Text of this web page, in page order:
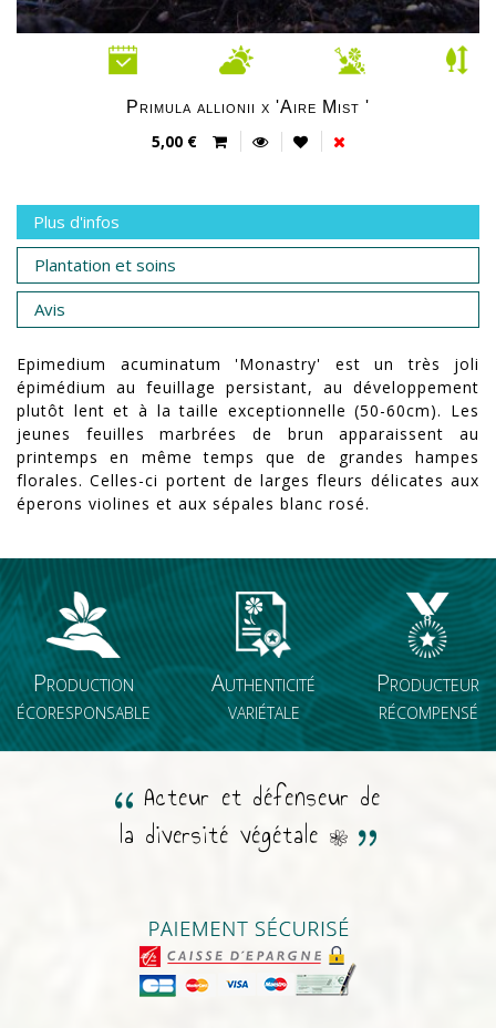
Primula allionii x 'Aire Mist '
5,00 €
Plus d'infos
Plantation et soins
Avis
Epimedium acuminatum 'Monastry' est un très joli
épimédium au feuillage persistant, au développement
plutôt lent et à la taille exceptionnelle (50-60cm). Les
jeunes feuilles marbrées de brun apparaissent au
printemps en même temps que de grandes hampes
florales. Celles-ci portent de larges fleurs délicates aux
éperons violines et aux sépales blanc rosé.
Production
écoresponsable
Authenticité
variétale
Producteur
récompensé
Acteur et défenseur de
la diversité végétale